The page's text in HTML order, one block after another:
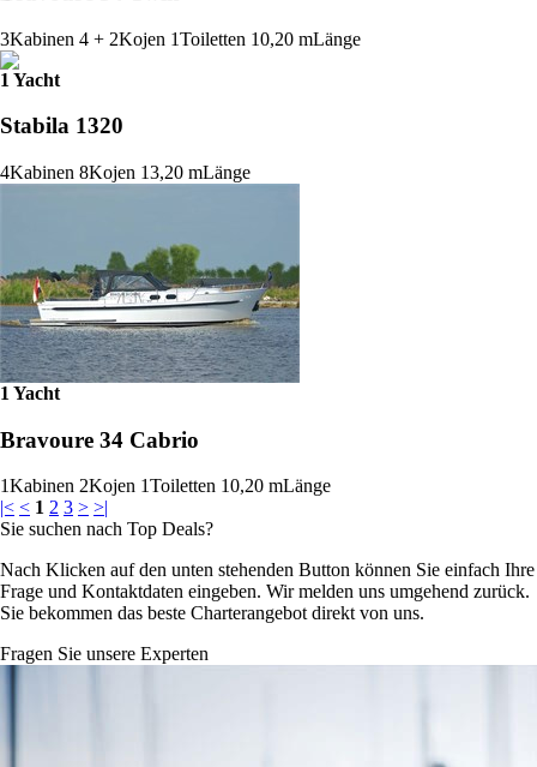
3Kabinen 4 + 2Kojen 1Toiletten 10,20 mLänge
1 Yacht
Stabila 1320
4Kabinen 8Kojen 13,20 mLänge
1 Yacht
Bravoure 34 Cabrio
1Kabinen 2Kojen 1Toiletten 10,20 mLänge
|< < 1 2 3 > >|
Sie suchen nach Top Deals?
Nach Klicken auf den unten stehenden Button können Sie einfach Ihre
Frage und Kontaktdaten eingeben. Wir melden uns umgehend zurück.
Sie bekommen das beste Charterangebot direkt von uns.
Fragen Sie unsere Experten